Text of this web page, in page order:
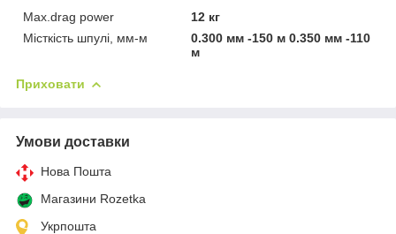
Max.drag power
12 кг
Місткість шпулі, мм-м
0.300 мм -150 м 0.350 мм -110
м
Приховати
Умови доставки
Нова Пошта
Магазини Rozetka
Укрпошта